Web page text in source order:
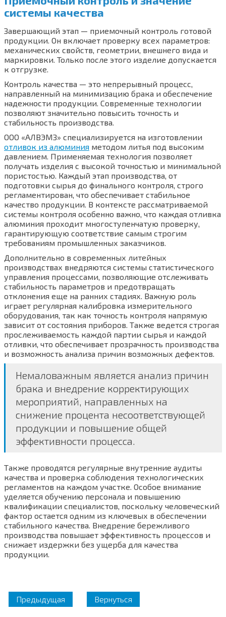
системы качества
Завершающий этап — приемочный контроль готовой
продукции. Он включает проверку всех параметров:
механических свойств, геометрии, внешнего вида и
маркировки. Только после этого изделие допускается
к отгрузке.
Контроль качества — это непрерывный процесс,
направленный на минимизацию брака и обеспечение
надежности продукции. Современные технологии
позволяют значительно повысить точность и
стабильность производства.
ООО «АЛВЭМЗ» специализируется на изготовлении
отливок из алюминия методом литья под высоким
давлением. Применяемая технология позволяет
получать изделия с высокой точностью и минимальной
пористостью. Каждый этап производства, от
подготовки сырья до финального контроля, строго
регламентирован, что обеспечивает стабильное
качество продукции. В контексте рассматриваемой
системы контроля особенно важно, что каждая отливка
алюминия проходит многоступенчатую проверку,
гарантирующую соответствие самым строгим
требованиям промышленных заказчиков.
Дополнительно в современных литейных
производствах внедряются системы статистического
управления процессами, позволяющие отслеживать
стабильность параметров и предотвращать
отклонения еще на ранних стадиях. Важную роль
играет регулярная калибровка измерительного
оборудования, так как точность контроля напрямую
зависит от состояния приборов. Также ведется строгая
прослеживаемость каждой партии сырья и каждой
отливки, что обеспечивает прозрачность производства
и возможность анализа причин возможных дефектов.
Немаловажным является анализ причин
брака и внедрение корректирующих
мероприятий, направленных на
снижение процента несоответствующей
продукции и повышение общей
эффективности процесса.
Также проводятся регулярные внутренние аудиты
качества и проверка соблюдения технологических
регламентов на каждом участке. Особое внимание
уделяется обучению персонала и повышению
квалификации специалистов, поскольку человеческий
фактор остается одним из ключевых в обеспечении
стабильного качества. Внедрение бережливого
производства повышает эффективность процессов и
снижает издержки без ущерба для качества
продукции.
Предыдущая Вернуться